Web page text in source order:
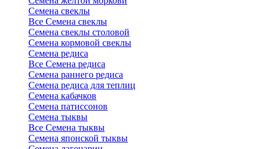
Семена свеклы
Все Семена свеклы
Семена свеклы столовой
Семена кормовой свеклы
Семена редиса
Все Семена редиса
Семена раннего редиса
Семена редиса для теплиц
Семена кабачков
Семена патиссонов
Семена тыквы
Все Семена тыквы
Семена японской тыквы